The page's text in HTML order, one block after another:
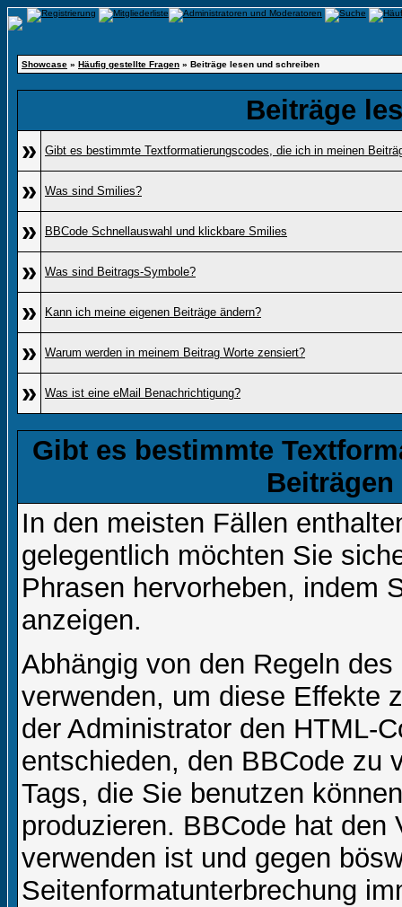
Showcase » Häufig gestellte Fragen » Beiträge lesen und schreiben
Beiträge
»
Gibt es bestimmte Textformatierungscodes, die ich in meinen
» Was sind Smilies?
» BBCode Schnellauswahl und klickbare Smilies
» Was sind Beitrags-Symbole?
» Kann ich meine eigenen Beiträge ändern?
» Warum werden in meinem Beitrag Worte zensiert?
» Was ist eine eMail Benachrichtigung?
Gibt es bestimmte
In den meisten Fällen
gelegentlich möchten Sie
Phrasen hervorheben, indem
anzeigen.
Abhängig von den Regeln
verwenden, um diese Effekte
der Administrator den HTML-
entschieden, den BBCode zu
Tags, die Sie benutzen
produzieren. BBCode hat
verwenden ist und gegen
Seitenformatunterbrechung